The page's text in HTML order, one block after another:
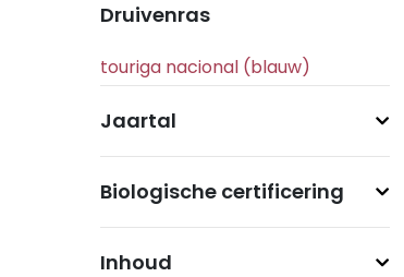
Druivenras
Jaartal
Biologische certificering
Inhoud